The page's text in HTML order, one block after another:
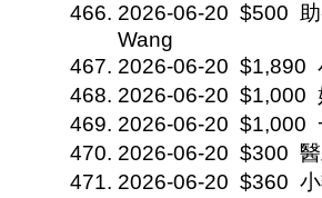
2026-06-20 $500
Wang
2026-06-20 $1,890
2026-06-20 $1,000
2026-06-20 $1,000
2026-06-20 $300
2026-06-20 $360